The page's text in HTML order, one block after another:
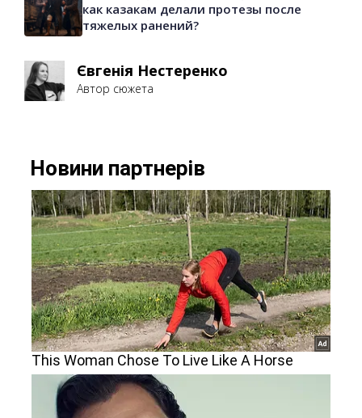
как казакам делали протезы после
тяжелых ранений?
Євгенія Нестеренко
Автор сюжета